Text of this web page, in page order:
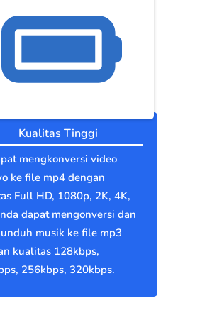
Kualitas Tinggi
mengkonversi video
ke file mp4 dengan
Full HD, 1080p, 2K, 4K,
dapat mengonversi dan
musik ke file mp3
kualitas 128kbps,
256kbps, 320kbps.